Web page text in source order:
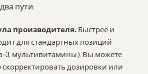
пути:
производителя. Быстрее и
для стандартных позиций
3, мультивитамины). Вы можете
дозировки или